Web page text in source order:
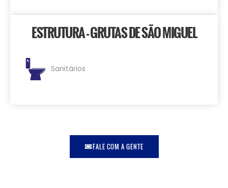
ESTRUTURA - GRUTAS DE SÃO MIGUEL
Sanitários
FALE COM A GENTE